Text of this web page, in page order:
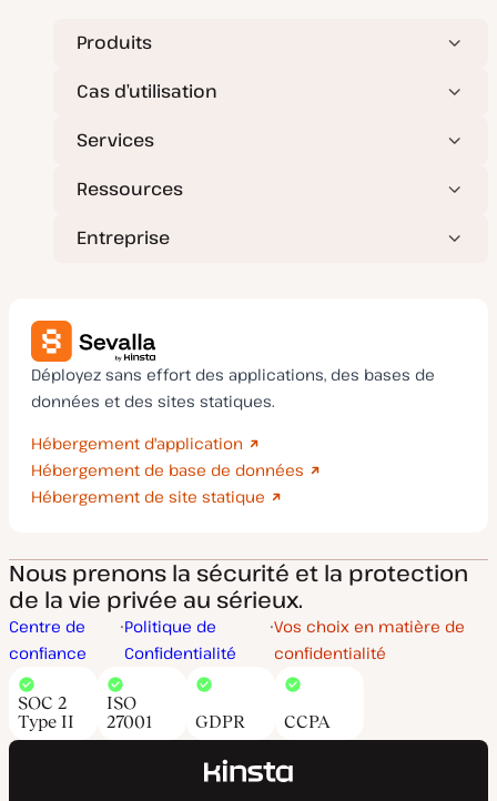
Produits
Cas d’utilisation
Services
Ressources
Entreprise
Déployez sans effort des applications, des bases de
données et des sites statiques.
Hébergement d'application
Hébergement de base de données
Hébergement de site statique
Nous prenons la sécurité et la protection
de la vie privée au sérieux.
Centre de
confiance
Politique de
Confidentialité
Vos choix en matière de
confidentialité
SOC 2
Type II
ISO
27001
GDPR CCPA